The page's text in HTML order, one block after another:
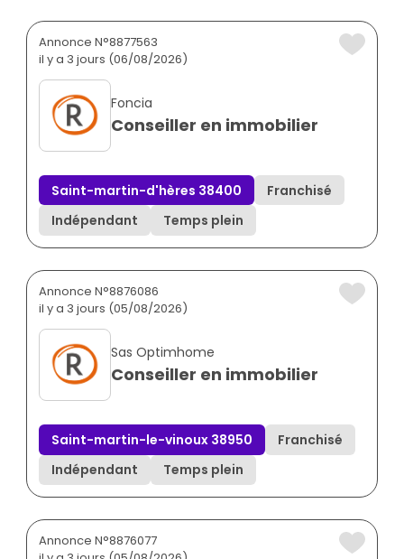
Annonce N°8877563
il y a 3 jours (06/08/2026)
Foncia
Conseiller en immobilier
Saint-martin-d'hères 38400
Franchisé
Indépendant
Temps plein
Annonce N°8876086
il y a 3 jours (05/08/2026)
Sas Optimhome
Conseiller en immobilier
Saint-martin-le-vinoux 38950
Franchisé
Indépendant
Temps plein
Annonce N°8876077